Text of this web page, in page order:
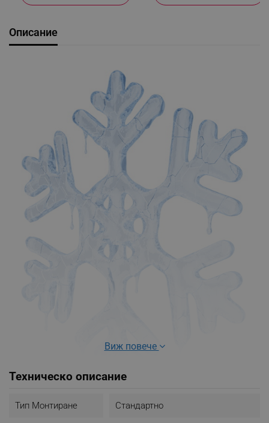
Описание
Виж повече
Техническо описание
Тип Монтиране Стандартно